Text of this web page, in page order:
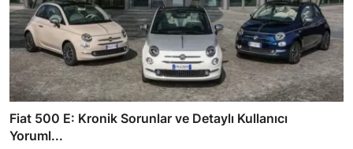
Fiat 500 E: Kronik Sorunlar ve Detaylı Kullanıcı
Yoruml...